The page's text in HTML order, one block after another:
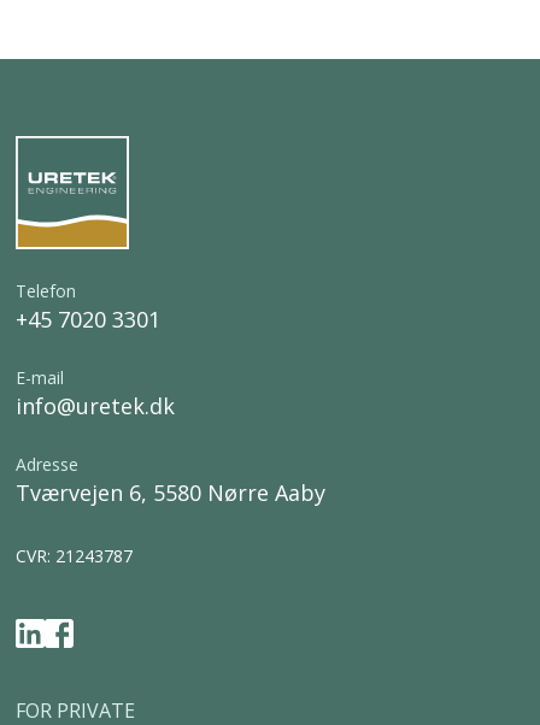
Telefon
+45 7020 3301
E-mail
info@uretek.dk
Adresse
Tværvejen 6, 5580 Nørre Aaby
CVR: 21243787
FOR PRIVATE